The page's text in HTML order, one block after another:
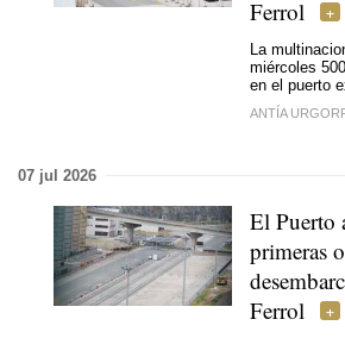
Ferrol
La
miércoles
en el puerto
ANTÍA
07 jul 2026
El Puerto
primeras
Ferrol